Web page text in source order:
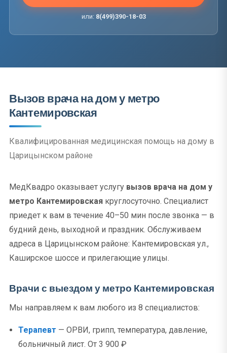
или: 8(499)390-18-03
Вызов врача на дом у метро
Кантемировская
Квалифицированная медицинская помощь на дому в
Царицынском районе
МедКвадро оказывает услугу вызов врача на дом у
метро Кантемировская круглосуточно. Специалист
приедет к вам в течение 40–50 мин после звонка — в
будний день, выходной и праздник. Обслуживаем
адреса в Царицынском районе: Кантемировская ул.,
Каширское шоссе и прилегающие улицы.
Врачи с выездом у метро Кантемировская
Мы направляем к вам любого из 8 специалистов:
Терапевт — ОРВИ, грипп, температура, давление,
больничный лист. От 3 900 ₽